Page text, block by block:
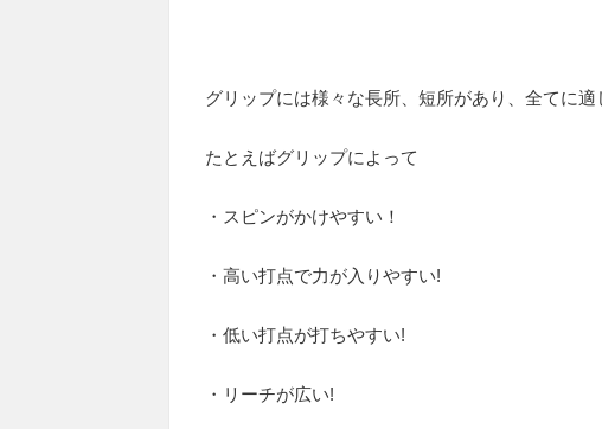
グリップには様々な長所、短所があり、全てに適
たとえばグリップによって
・スピンがかけやすい！
・高い打点で力が入りやすい!
・低い打点が打ちやすい!
・リーチが広い!